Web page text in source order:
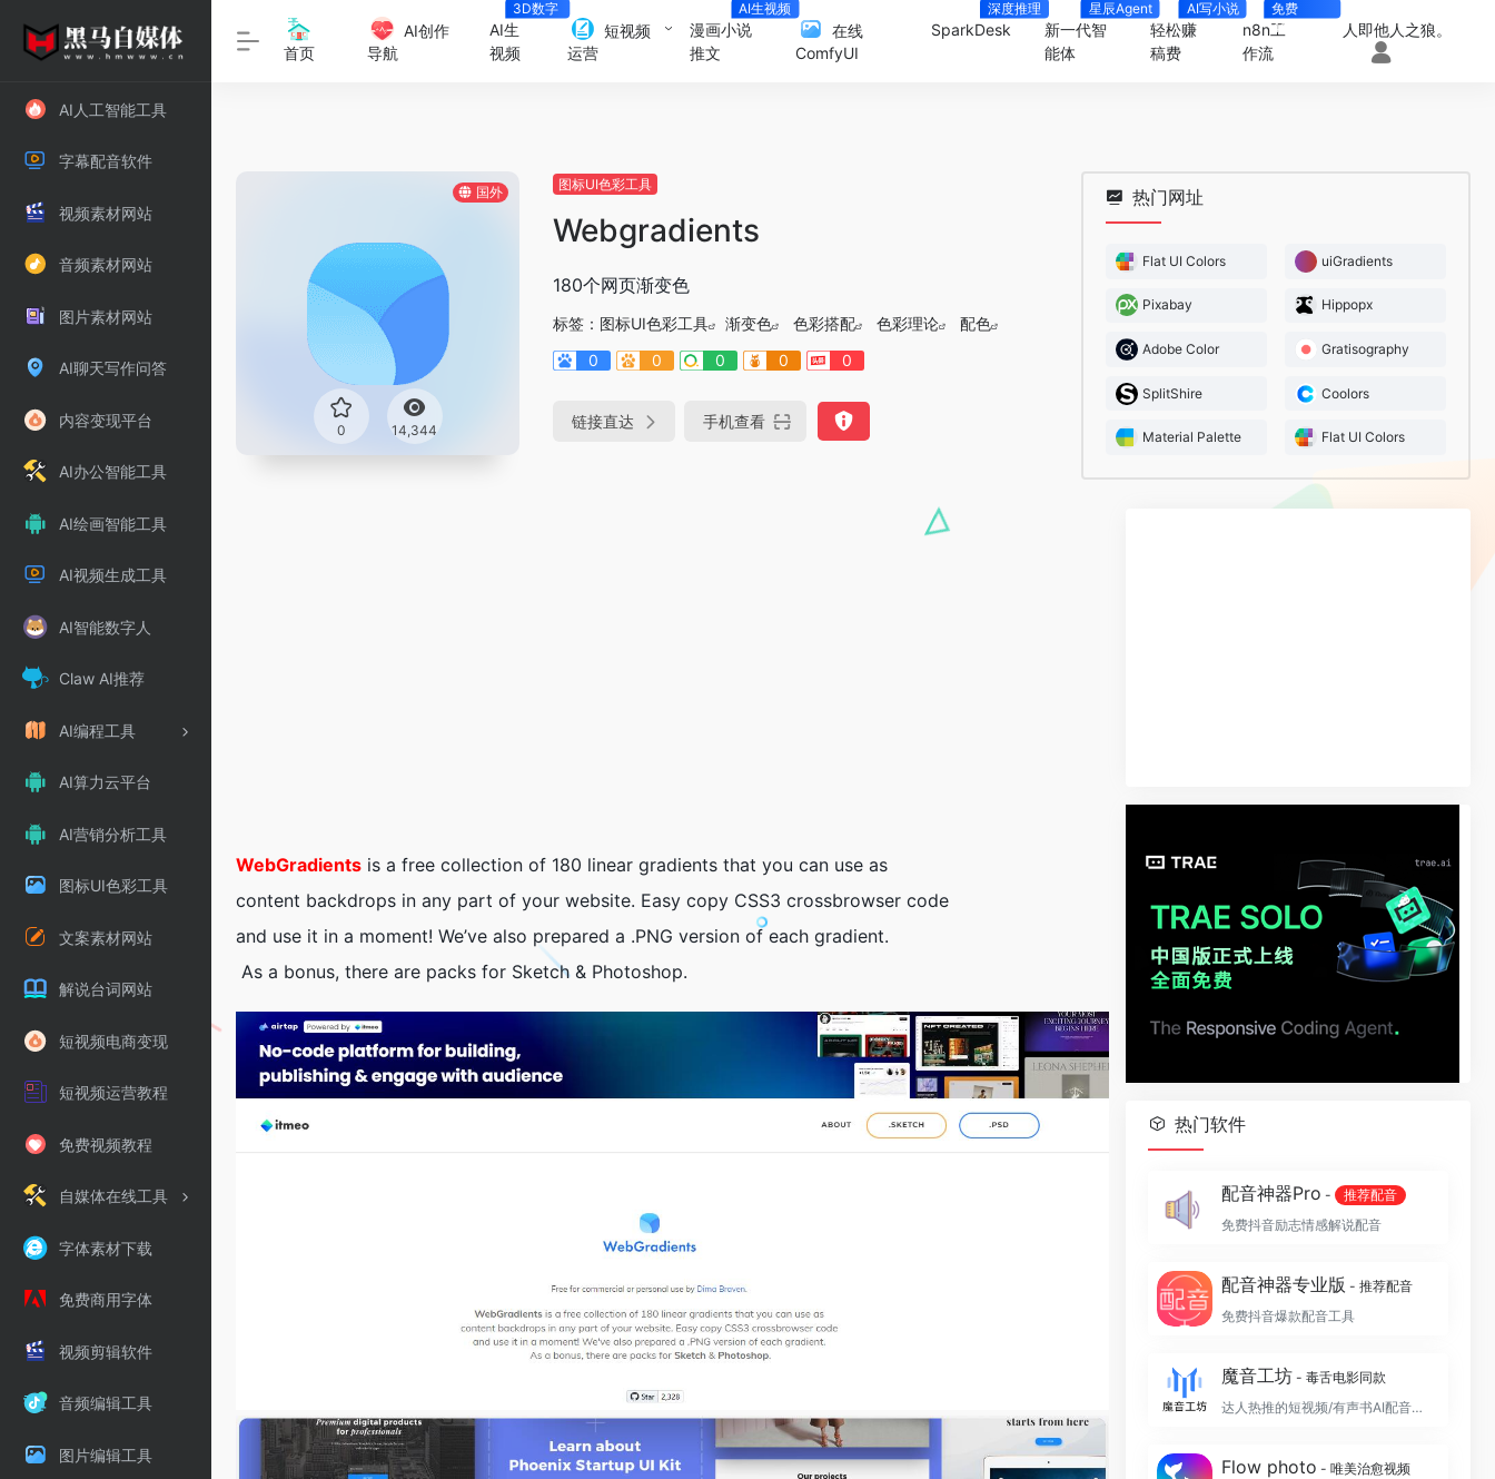
AI人工智能工具
字幕配音软件
视频素材网站
音频素材网站
图片素材网站
AI聊天写作问答
内容变现平台
AI办公智能工具
AI绘画智能工具
AI视频生成工具
AI智能数字人
Claw AI推荐
AI编程工具
AI算力云平台
AI营销分析工具
图标UI色彩工具
文案素材网站
解说台词网站
短视频电商变现
短视频运营教程
免费视频教程
自媒体在线工具
字体素材下载
免费商用字体
视频剪辑软件
音频编辑工具
图片编辑工具
首页
AI创作
导航
AI生
视频
3D数字
人
短视频
运营
漫画小说
推文
AI生视频
在线
ComfyUI
SparkDesk
深度推理
新一代智
能体
星辰Agent
轻松赚
稿费
AI写小说
n8n工
作流
免费
4000+
人即他人之狼。
国外
0 14,344
图标UI色彩工具
Webgradients
180个网页渐变色
标签： 图标UI色彩工具 渐变色 色彩搭配 色彩理论
配色
0
0 0 0 0
链接直达 手机查看
热门网址
Flat UI Colors uiGradients
Pixabay Hippopx
Adobe Color Gratisography
SplitShire Coolors
Material Palette Flat UI Colors
WebGradients is a free collection of 180 linear gradients that you can use as
content backdrops in any part of your website. Easy copy CSS3 crossbrowser code
and use it in a moment! We’ve also prepared a .PNG version of each gradient.
As a bonus, there are packs for Sketch & Photoshop.
热门软件
配音神器Pro -
推荐配音
免费抖音励志情感解说配音
配音神器专业版 - 推荐配音
免费抖音爆款配音工具
魔音工坊 - 毒舌电影同款
达人热推的短视频/有声书AI配音平台
Flow photo - 唯美治愈视频